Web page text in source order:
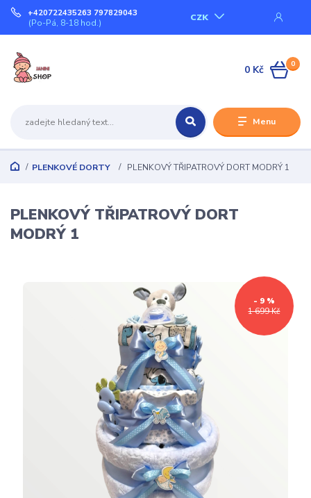
Menu
CZK
+420722435263 797829043
(Po-Pá, 8-18 hod.)
0
0 Kč
PLENKOVÉ DORTY PLENKOVÝ TŘIPATROVÝ DORT MODRÝ 1
PLENKOVÝ TŘIPATROVÝ DORT
MODRÝ 1
1 699 Kč
- 9 %